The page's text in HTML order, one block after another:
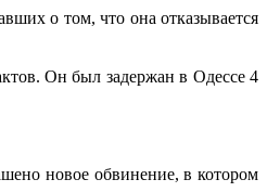
о том, что она отказывается
Он был задержан в Одессе 4
новое обвинение, в котором